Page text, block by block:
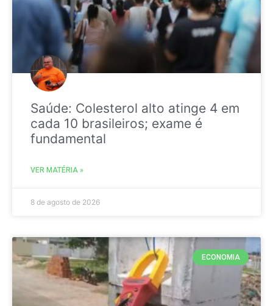
Saúde: Colesterol alto atinge 4 em
cada 10 brasileiros; exame é
fundamental
VER MATÉRIA »
8 de agosto de 2026
ECONOMIA